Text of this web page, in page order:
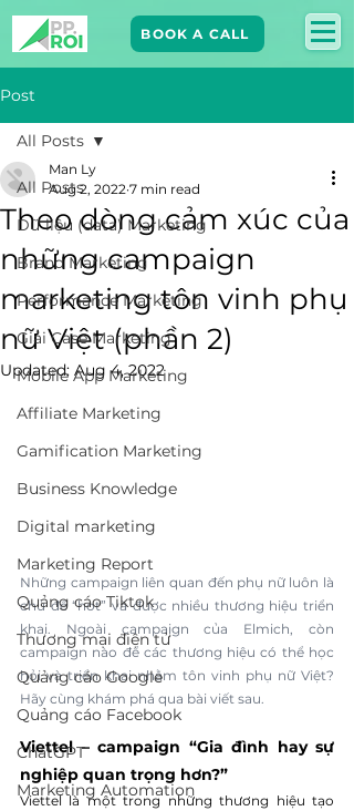
BOOK A CALL
Post
All Posts
Dữ liệu (data) Marketing
Brand Marketing​
Performance Marketing
Giải Case Marketing
Mobile App Marketing
Affiliate Marketing
Gamification Marketing
Business Knowledge
Digital marketing
Marketing Report
Quảng cáo Tiktok
Thương mại điện tử
Quảng cáo Google
Quảng cáo Facebook
ChatGPT
Marketing Automation
All Posts
Theo dòng cảm xúc của
những campaign
marketing tôn vinh phụ
nữ Việt (phần 2)
Man Ly
Aug 2, 2022 7 min read
Updated: Aug 4, 2022
Những campaign liên quan đến phụ nữ luôn là
chủ đề “hot” và được nhiều thương hiệu triển
khai. Ngoài campaign của Elmich, còn
campaign nào để các thương hiệu có thể học
hỏi và triển khai nhằm tôn vinh phụ nữ Việt?
Hãy cùng khám phá qua bài viết sau.
Viettel – campaign “Gia đình hay sự
nghiệp quan trọng hơn?”
Viettel là một trong những thương hiệu tạo